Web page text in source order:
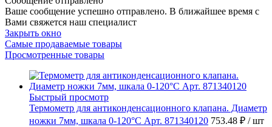
Ваше сообщение успешно отправлено. В ближайшее время с
Вами свяжется наш специалист
Закрыть окно
Самые продаваемые товары
Просмотренные товары
Быстрый просмотр
Термометр для антиконденсационного клапана. Диаметр
ножки 7мм, шкала 0-120°C Арт. 871340120 753.48 ₽ / шт